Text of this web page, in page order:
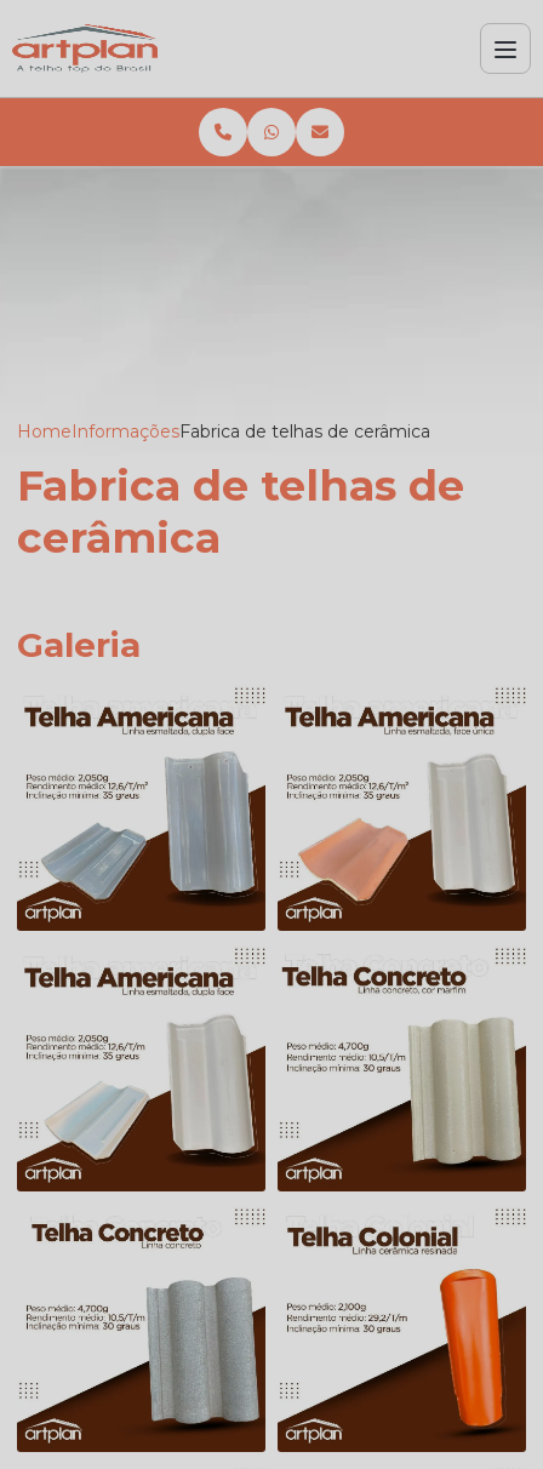
HomeInformaçõesFabrica de telhas de cerâmica
Fabrica de telhas de
cerâmica
Galeria